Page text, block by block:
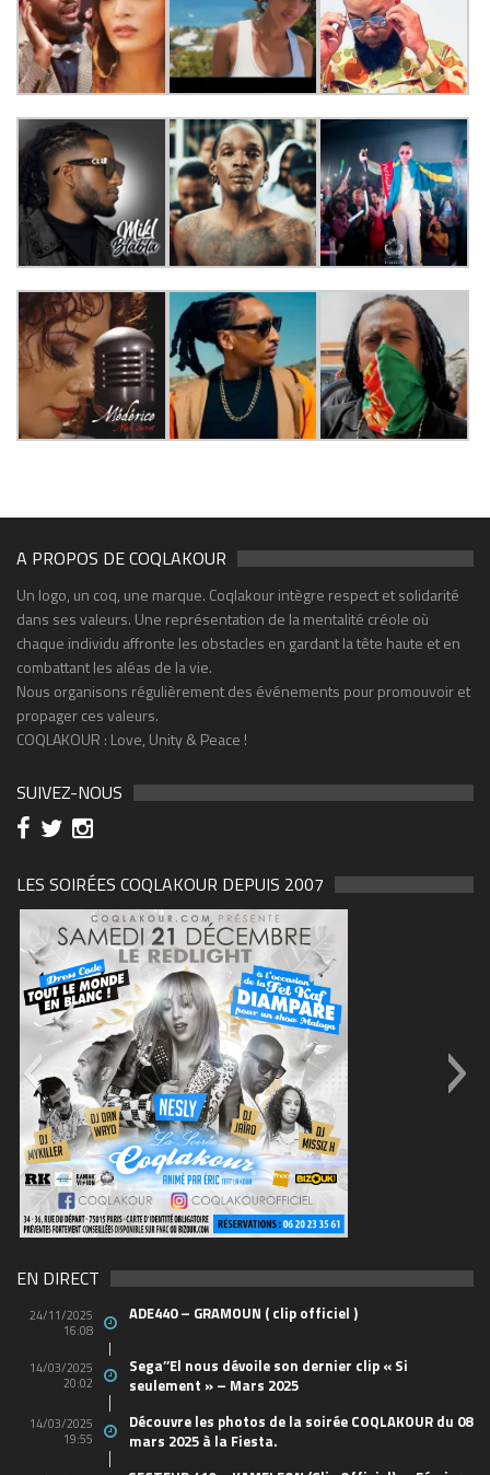
A PROPOS DE COQLAKOUR
Un logo, un coq, une marque. Coqlakour intègre respect et solidarité
dans ses valeurs. Une représentation de la mentalité créole où
chaque individu affronte les obstacles en gardant la tête haute et en
combattant les aléas de la vie.
Nous organisons régulièrement des événements pour promouvoir et
propager ces valeurs.
COQLAKOUR : Love, Unity & Peace !
SUIVEZ-NOUS
LES SOIRÉES COQLAKOUR DEPUIS 2007
(1)
EN DIRECT
24/11/2025
16:08
ADE440 – GRAMOUN ( clip officiel )
14/03/2025
20:02
Sega’’El nous dévoile son dernier clip « Si
seulement » – Mars 2025
14/03/2025
19:55
Découvre les photos de la soirée COQLAKOUR du 08
mars 2025 à la Fiesta.